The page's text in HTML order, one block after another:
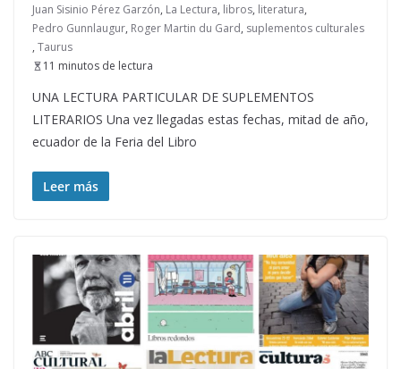
Juan Sisinio Pérez Garzón, La Lectura, libros, literatura,
Pedro Gunnlaugur, Roger Martin du Gard, suplementos culturales
, Taurus
11 minutos de lectura
UNA LECTURA PARTICULAR DE SUPLEMENTOS
LITERARIOS Una vez llegadas estas fechas, mitad de año,
ecuador de la Feria del Libro
Leer más